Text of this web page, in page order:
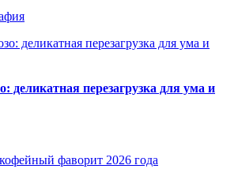
деликатная перезагрузка для ума и